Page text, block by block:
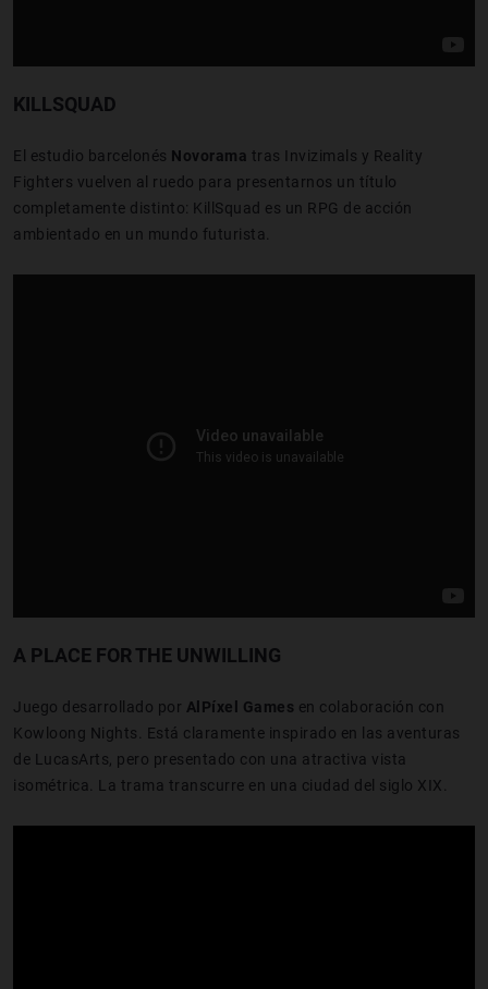
KILLSQUAD
El estudio barcelonés Novorama tras Invizimals y Reality
Fighters vuelven al ruedo para presentarnos un título
completamente distinto: KillSquad es un RPG de acción
ambientado en un mundo futurista.
A PLACE FOR THE UNWILLING
Juego desarrollado por AlPíxel Games en colaboración con
Kowloong Nights. Está claramente inspirado en las aventuras
de LucasArts, pero presentado con una atractiva vista
isométrica. La trama transcurre en una ciudad del siglo XIX.